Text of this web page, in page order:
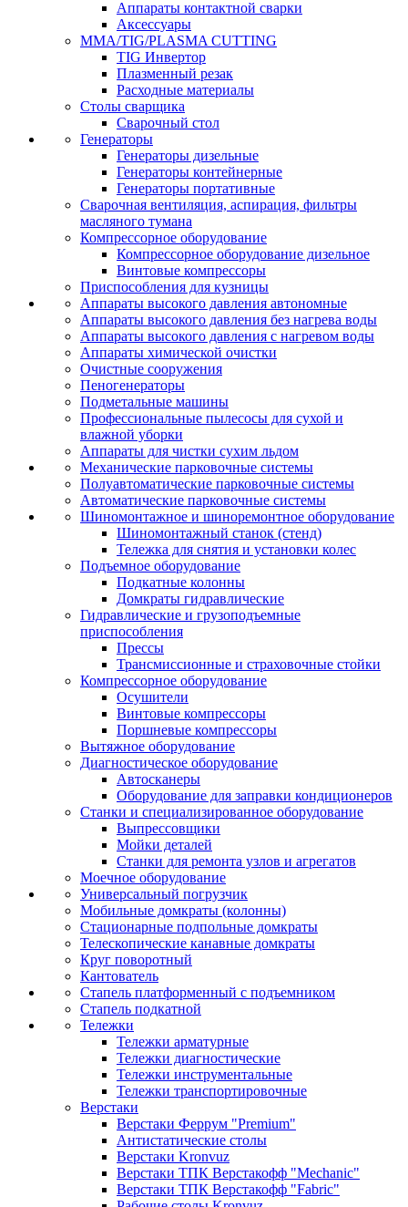
Аппараты контактной сварки
Аксессуары
MMA/TIG/PLASMA CUTTING
TIG Инвертор
Плазменный резак
Расходные материалы
Столы сварщика
Сварочный стол
Генераторы
Генераторы дизельные
Генераторы контейнерные
Генераторы портативные
Сварочная вентиляция, аспирация, фильтры
масляного тумана
Компрессорное оборудование
Компрессорное оборудование дизельное
Винтовые компрессоры
Приспособления для кузницы
Аппараты высокого давления автономные
Аппараты высокого давления без нагрева воды
Аппараты высокого давления с нагревом воды
Аппараты химической очистки
Очистные сооружения
Пеногенераторы
Подметальные машины
Профессиональные пылесосы для сухой и
влажной уборки
Аппараты для чистки сухим льдом
Механические парковочные системы
Полуавтоматические парковочные системы
Автоматические парковочные системы
Шиномонтажное и шиноремонтное оборудование
Шиномонтажный станок (стенд)
Тележка для снятия и установки колес
Подъемное оборудование
Подкатные колонны
Домкраты гидравлические
Гидравлические и грузоподъемные
приспособления
Прессы
Трансмиссионные и страховочные стойки
Компрессорное оборудование
Осушители
Винтовые компрессоры
Поршневые компрессоры
Вытяжное оборудование
Диагностическое оборудование
Автосканеры
Оборудование для заправки кондиционеров
Станки и специализированное оборудование
Выпрессовщики
Мойки деталей
Станки для ремонта узлов и агрегатов
Моечное оборудование
Универсальный погрузчик
Мобильные домкраты (колонны)
Стационарные подпольные домкраты
Телескопические канавные домкраты
Круг поворотный
Кантователь
Стапель платформенный с подъемником
Стапель подкатной
Тележки
Тележки арматурные
Тележки диагностические
Тележки инструментальные
Тележки транспортировочные
Верстаки
Верстаки Феррум "Premium"
Антистатические столы
Верстаки Kronvuz
Верстаки ТПК Верстакофф "Mechanic"
Верстаки ТПК Верстакофф "Fabric"